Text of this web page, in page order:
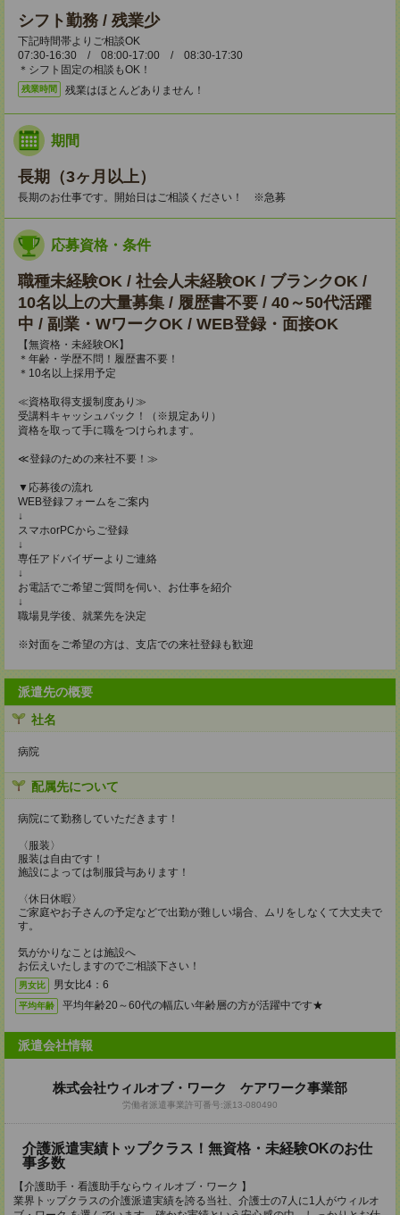
シフト勤務 / 残業少
下記時間帯よりご相談OK
07:30-16:30 / 08:00-17:00 / 08:30-17:30
＊シフト固定の相談もOK！
残業時間 残業はほとんどありません！
期間
長期（3ヶ月以上）
長期のお仕事です。開始日はご相談ください！ ※急募
応募資格・条件
職種未経験OK / 社会人未経験OK / ブランクOK /
10名以上の大量募集 / 履歴書不要 / 40～50代活躍
中 / 副業・WワークOK / WEB登録・面接OK
【無資格・未経験OK】
＊年齢・学歴不問！履歴書不要！
＊10名以上採用予定
≪資格取得支援制度あり≫
受講料キャッシュバック！（※規定あり）
資格を取って手に職をつけられます。
≪登録のための来社不要！≫
▼応募後の流れ
WEB登録フォームをご案内
↓
スマホorPCからご登録
↓
専任アドバイザーよりご連絡
↓
お電話でご希望ご質問を伺い、お仕事を紹介
↓
職場見学後、就業先を決定
※対面をご希望の方は、支店での来社登録も歓迎
派遣先の概要
社名
病院
配属先について
病院にて勤務していただきます！
〈服装〉
服装は自由です！
施設によっては制服貸与あります！
〈休日休暇〉
ご家庭やお子さんの予定などで出勤が難しい場合、ムリをしなくて大丈夫で
す。
気がかりなことは施設へ
お伝えいたしますのでご相談下さい！
男女比 男女比4：6
平均年齢 平均年齢20～60代の幅広い年齢層の方が活躍中です★
派遣会社情報
株式会社ウィルオブ・ワーク ケアワーク事業部
労働者派遣事業許可番号:派13‐080490
介護派遣実績トップクラス！無資格・未経験OKのお仕
事多数
【介護助手・看護助手ならウィルオブ・ワーク 】
業界トップクラスの介護派遣実績を誇る当社、介護士の7人に1人がウィルオ